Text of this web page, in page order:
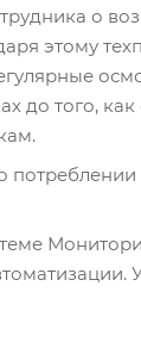
о
этому
до того,
потреблении